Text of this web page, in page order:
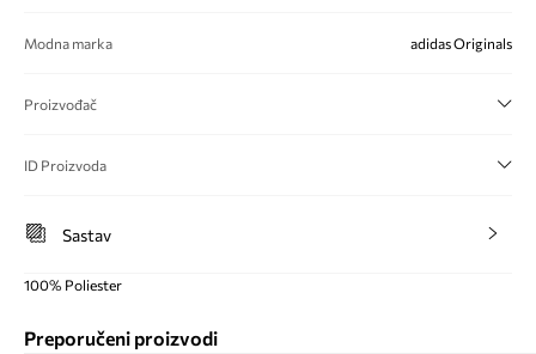
Modna marka adidas Originals
Proizvođač
ID Proizvoda
Sastav
100% Poliester
Preporučeni proizvodi